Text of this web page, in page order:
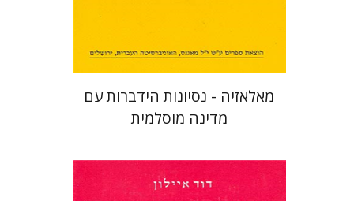
מאלאזיה - נסיונות הידברות עם
מדינה מוסלמית